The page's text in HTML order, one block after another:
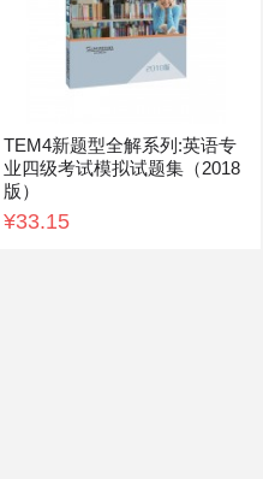
TEM4新题型全解系列:英语专
业四级考试模拟试题集（2018
版）
¥33.15